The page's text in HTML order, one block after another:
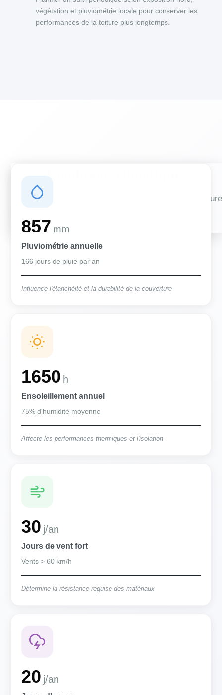
végétation et pluviométrie locale pour conserver les
performances de la toiture plus longtemps.
Des conditions qui influencent vos travaux de couverture
857 mm
Pluviométrie annuelle
166 jours de pluie par an
Influence l'étanchéité et la durabilité de la couverture
1650 h
Ensoleillement annuel
75% d'humidité moyenne
Affecte les performances thermiques et l'isolation
30 j/an
Jours de vent fort
Vents > 60 km/h
Détermine la résistance requise des matériaux
20 j/an